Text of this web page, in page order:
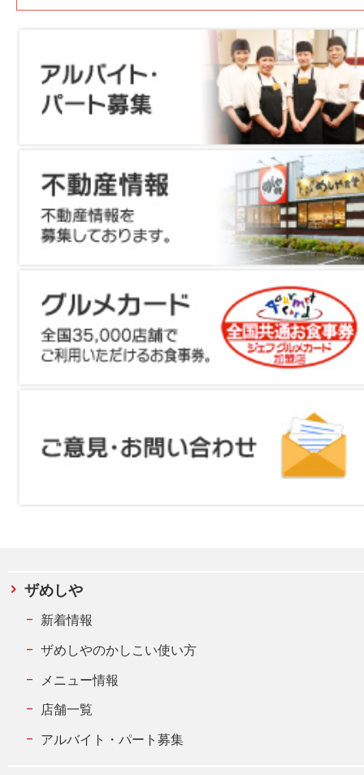
ザめしや
新着情報
ザめしやのかしこい使い方
メニュー情報
店舗一覧
アルバイト・パート募集